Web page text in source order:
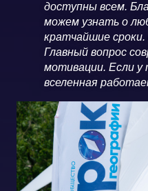
доступны всем.
можем узнать о
кратчайшие сроки.
Главный вопрос
мотивации. Если у
вселенная